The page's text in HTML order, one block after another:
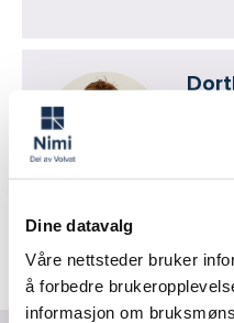
Dine datavalg
Våre nettsteder bruker
å forbedre
informasjon om